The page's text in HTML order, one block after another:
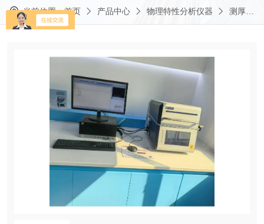
当前位置：首页 产品中心 物理特性分析仪器 测厚仪